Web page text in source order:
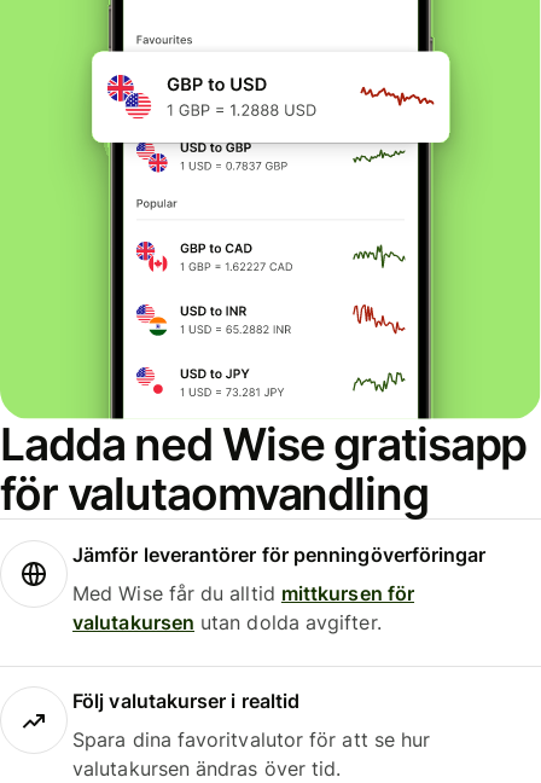
Ladda ned Wise gratisapp
för valutaomvandling
Jämför leverantörer för penningöverföringar
Med Wise får du alltid mittkursen för
valutakursen utan dolda avgifter.
Följ valutakurser i realtid
Spara dina favoritvalutor för att se hur
valutakursen ändras över tid.